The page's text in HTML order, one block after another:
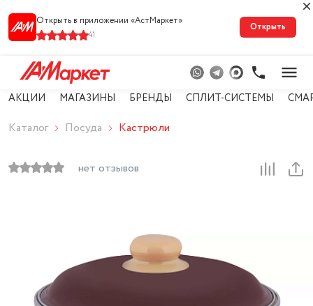
Открыть в приложении «АстМарке‪т‬»
41
Открыть
АКЦИИ МАГАЗИНЫ БРЕНДЫ СПЛИТ-СИСТЕМЫ
Каталог Посуда Кастрюли
нет отзывов